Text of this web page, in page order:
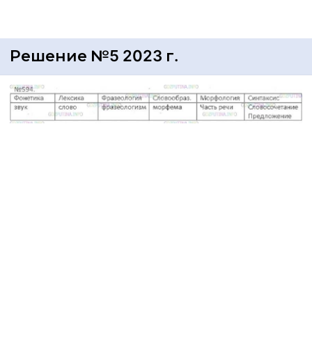
Решение №5 2023 г.